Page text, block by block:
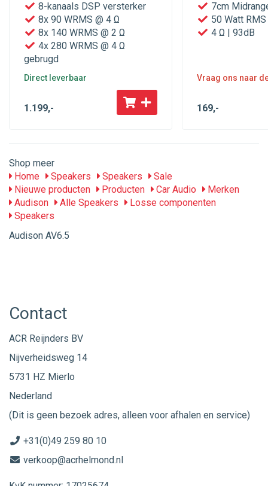
8-kanaals DSP versterker
8x 90 WRMS @ 4 Ω
8x 140 WRMS @ 2 Ω
4x 280 WRMS @ 4 Ω
gebrugd
Direct leverbaar
1.199,-
7cm
50 Watt RMS
4 Ω | 93dB
Vraag ons naar
169,-
Shop meer
Home
Speakers Speakers
Sale
Nieuwe producten
Producten Car Audio
Merken
Audison
Alle Speakers
Losse componenten
Speakers
Audison AV6.5
Contact
ACR Reijnders BV
Nijverheidsweg 14
5731 HZ Mierlo
Nederland
(Dit is geen bezoek adres, alleen voor afhalen en service)
+31(0)49 259 80 10
verkoop@acrhelmond.nl